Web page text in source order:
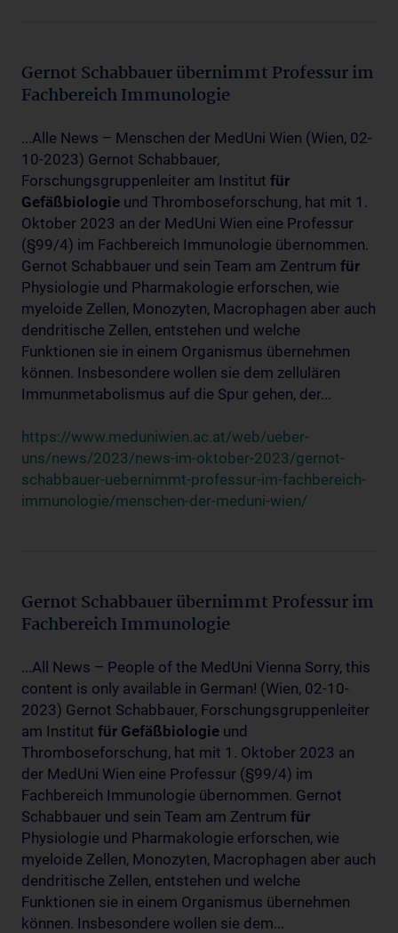
Gernot Schabbauer übernimmt Professur im
Fachbereich Immunologie
...Alle News – Menschen der MedUni Wien (Wien, 02-
10-2023) Gernot Schabbauer,
Forschungsgruppenleiter am Institut für
Gefäßbiologie und Thromboseforschung, hat mit 1.
Oktober 2023 an der MedUni Wien eine Professur
(§99/4) im Fachbereich Immunologie übernommen.
Gernot Schabbauer und sein Team am Zentrum für
Physiologie und Pharmakologie erforschen, wie
myeloide Zellen, Monozyten, Macrophagen aber auch
dendritische Zellen, entstehen und welche
Funktionen sie in einem Organismus übernehmen
können. Insbesondere wollen sie dem zellulären
Immunmetabolismus auf die Spur gehen, der...
https://www.meduniwien.ac.at/web/ueber-
uns/news/2023/news-im-oktober-2023/gernot-
schabbauer-uebernimmt-professur-im-fachbereich-
immunologie/menschen-der-meduni-wien/
Gernot Schabbauer übernimmt Professur im
Fachbereich Immunologie
...All News – People of the MedUni Vienna Sorry, this
content is only available in German! (Wien, 02-10-
2023) Gernot Schabbauer, Forschungsgruppenleiter
am Institut für Gefäßbiologie und
Thromboseforschung, hat mit 1. Oktober 2023 an
der MedUni Wien eine Professur (§99/4) im
Fachbereich Immunologie übernommen. Gernot
Schabbauer und sein Team am Zentrum für
Physiologie und Pharmakologie erforschen, wie
myeloide Zellen, Monozyten, Macrophagen aber auch
dendritische Zellen, entstehen und welche
Funktionen sie in einem Organismus übernehmen
können. Insbesondere wollen sie dem...